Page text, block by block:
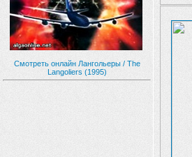
Смотреть онлайн Лангольеры / The
Langoliers (1995)